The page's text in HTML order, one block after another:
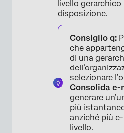
livello
disposizione.
Consiglio q:
che
di una
selezionare
Consolida e-
generare
più
anziché più
livello.